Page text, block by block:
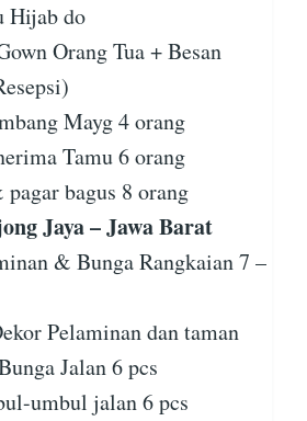
Hijab do
Orang Tua + Besan
Mayg 4 orang
Tamu 6 orang
pagar bagus 8 orang
Jaya – Jawa Barat
& Bunga Rangkaian 7 –
Pelaminan dan taman
Jalan 6 pcs
umbul jalan 6 pcs